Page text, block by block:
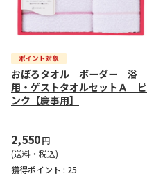
おぼろタオル ボーダー 浴
用・ゲストタオルセットＡ ピ
ンク【慶事用】
2,550円
(送料・税込)
獲得ポイント : 25